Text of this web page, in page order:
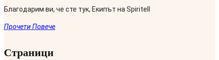
Благодарим ви, че сте тук, Екипът на Spiritell
Прочети Повече
Страници